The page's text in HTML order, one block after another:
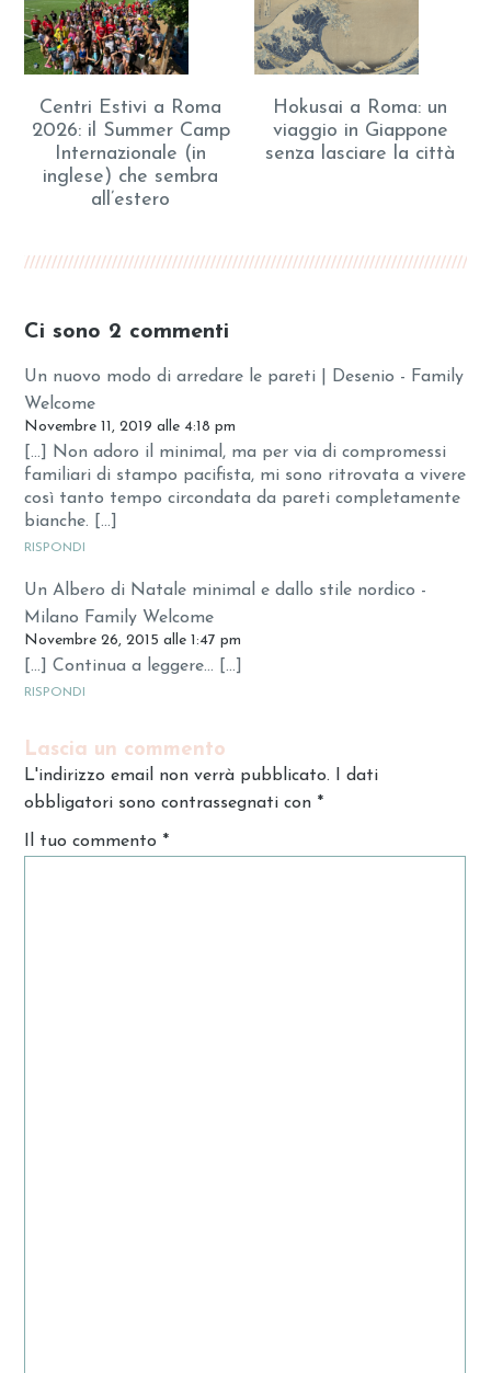
Centri Estivi a Roma
2026: il Summer Camp
Internazionale (in
inglese) che sembra
all’estero
Hokusai a Roma: un
viaggio in Giappone
senza lasciare la città
Ci sono 2 commenti
Un nuovo modo di arredare le pareti | Desenio - Family
Welcome
Novembre 11, 2019 alle 4:18 pm
[…] Non adoro il minimal, ma per via di compromessi
familiari di stampo pacifista, mi sono ritrovata a vivere
così tanto tempo circondata da pareti completamente
bianche. […]
RISPONDI
Un Albero di Natale minimal e dallo stile nordico -
Milano Family Welcome
Novembre 26, 2015 alle 1:47 pm
[…] Continua a leggere… […]
RISPONDI
Lascia un commento
L'indirizzo email non verrà pubblicato. I dati
obbligatori sono contrassegnati con *
Il tuo commento *